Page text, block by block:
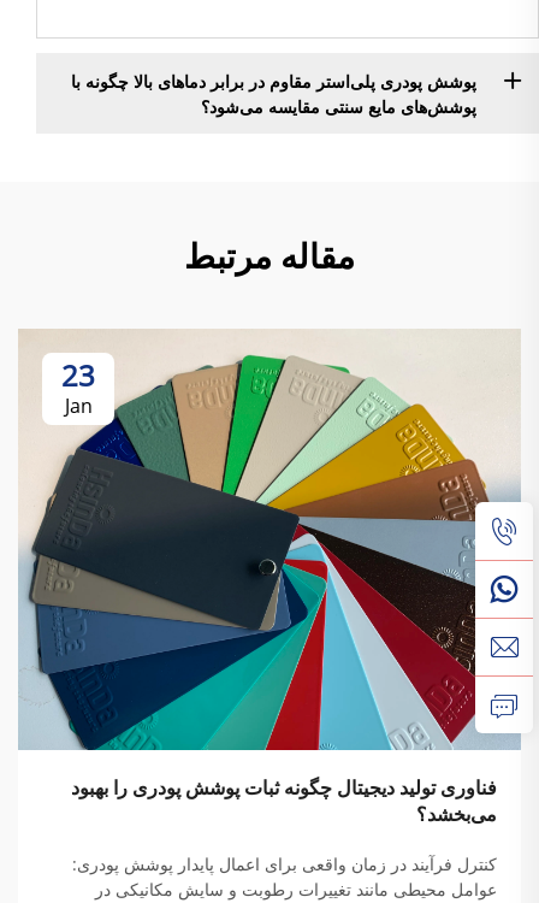
پوشش پودری پلی‌استر مقاوم در برابر دماهای بالا چگونه با
پوشش‌های مایع سنتی مقایسه می‌شود؟
مقاله مرتبط
23
Jan
فناوری تولید دیجیتال چگونه ثبات پوشش پودری را بهبود
می‌بخشد؟
کنترل فرآیند در زمان واقعی برای اعمال پایدار پوشش پودری:
عوامل محیطی مانند تغییرات رطوبت و سایش مکانیکی در